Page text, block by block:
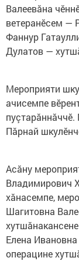
Валеевăна
ветеранӗсем —
Фаннур
Дулатов —
Мероприяти
ачисемпе
Пăрнай
Асăну
Владимирович
хăнасемпе,
Шагитовна
Елена
операцине